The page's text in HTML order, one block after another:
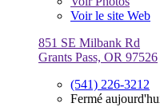
Voir le site Web
851 SE Milbank Rd
Grants Pass, OR 97526
(541) 226-3212
Fermé